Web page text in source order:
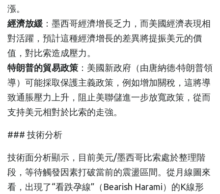
漲。
經濟放緩 ：墨西哥經濟增長乏力，而美國經濟表現相
對活躍，預計這種經濟增長的差異將提振美元的價
值，對比索造成壓力。
特朗普的貿易政策 ：美國新政府（由唐納德·特朗普領
導）可能採取保護主義政策，例如增加關稅，這將導
致通脹壓力上升，阻止美聯儲進一步放寬政策，從而
支持美元相對於比索的走強。
### 技術分析
技術面分析顯示，目前美元/墨西哥比索處於整理階
段，等待觸發因素打破當前的震盪區間。從月線圖來
看，出現了“看跌孕線”（Bearish Harami）的K線形